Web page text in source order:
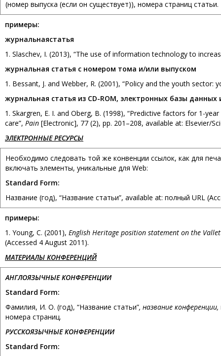
(номер выпуска (если он существует)), номера страниц статьи.
примеры:
журнальнаястатья
1. Slaschev, I. (2013), “The use of information technology to
журнальная статья с номером тома и/или выпуском
1. Bessant, J. and Webber, R. (2001), “Policy and the youth
журнальная статья из CD-ROM, электронных базы
1. Skargren, E. I. and Oberg, B. (1998), “Predictive factors for 1-
care”, Pain [Electronic], 77 (2), pp. 201–208, available at: Elsevier/
ЭЛЕКТРОННЫЕ РЕСУРСЫ
Необходимо следовать той же конвенции ссылок, как для
включать элементы, уникальные для Web:
Standard Form:
Название (год), “Название статьи”, available at: полный URL
примеры:
1. Young, C. (2001), English Heritage position statement on the
(Accessed 4 August 2011).
МАТЕРИАЛЫ КОНФЕРЕНЦИЙ
АНГЛОЯЗЫЧНЫЕ КОНФЕРЕНЦИИ
Standard Form:
Фамилия, И. О. (год), “Название статьи”, название конференции,
номера страниц.
РУССКОЯЗЫЧНЫЕ КОНФЕРЕНЦИИ
Standard Form: